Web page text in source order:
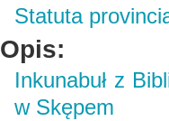
Statuta
Opis:
Inkunabuł z
w Skępem